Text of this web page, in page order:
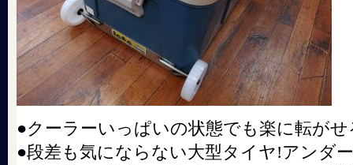
●クーラーいっぱいの状態でも楽に転が
●段差も気にならない大型タイヤ!アンダ